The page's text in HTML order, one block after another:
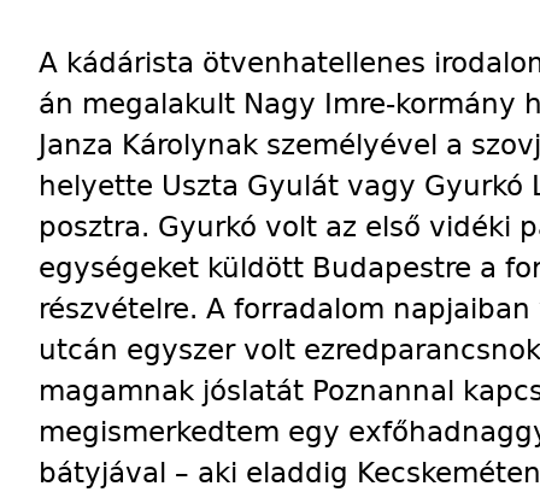
A kádárista ötvenhatellenes
án megalakult Nagy Imre-kormány
Janza Károlynak személyével a
helyette Uszta Gyulát vagy Gyurkó
posztra. Gyurkó volt az első vidéki
egységeket küldött Budapestre a
részvételre. A forradalom
utcán egyszer volt
magamnak jóslatát Poznannal
megismerkedtem egy
bátyjával – aki eladdig